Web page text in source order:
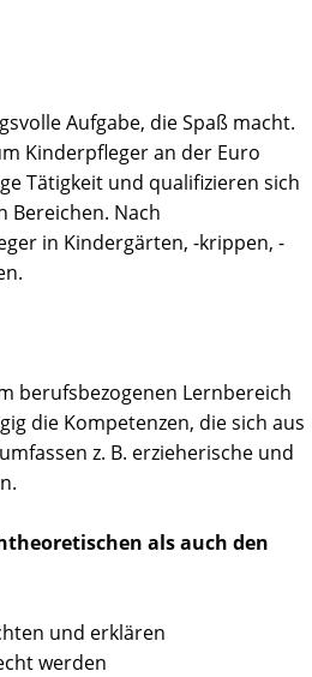
Aufgabe, die Spaß macht.
Kinderpfleger an der Euro
Tätigkeit und qualifizieren sich
Bereichen. Nach
in Kindergärten, -krippen, -
berufsbezogenen Lernbereich
die Kompetenzen, die sich aus
z. B. erzieherische und
als auch den
und erklären
werden